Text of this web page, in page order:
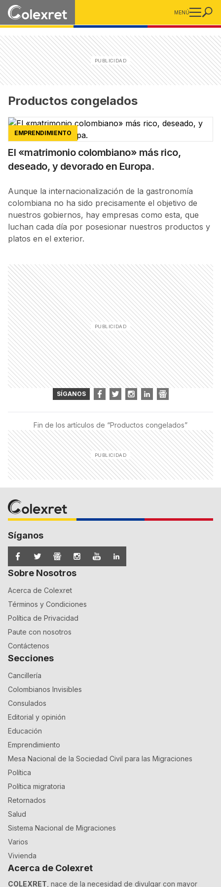
MENÚ
Productos congelados
EMPRENDIMIENTO
El «matrimonio colombiano» más rico,
deseado, y devorado en Europa.
Aunque la internacionalización de la gastronomía
colombiana no ha sido precisamente el objetivo de
nuestros gobiernos, hay empresas como esta, que
luchan cada día por posesionar nuestros productos y
platos en el exterior.
SÍGANOS
Fin de los artículos de “Productos congelados”
Síganos
Sobre Nosotros
Acerca de Colexret
Términos y Condiciones
Política de Privacidad
Paute con nosotros
Contáctenos
Secciones
Cancillería
Colombianos Invisibles
Consulados
Editorial y opinión
Educación
Emprendimiento
Mesa Nacional de la Sociedad Civil para las Migraciones
Política
Política migratoria
Retornados
Salud
Sistema Nacional de Migraciones
Varios
Vivienda
Acerca de Colexret
COLEXRET , nace de la necesidad de divulgar con mayor